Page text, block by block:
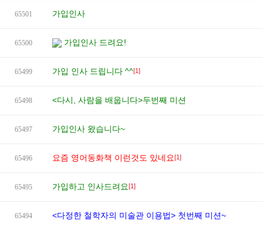
65501 가입인사
65500 가입인사 드려요!
65499 가입 인사 드립니다 ^^[1]
65498 <다시, 사람을 배웁니다>두번째 미션
65497 가입인사 왔습니다~
65496 요즘 영어동화책 이런것도 있네요[1]
65495 가입하고 인사드려요[1]
65494 <다정한 철학자의 미술관 이용법> 첫번째 미션~